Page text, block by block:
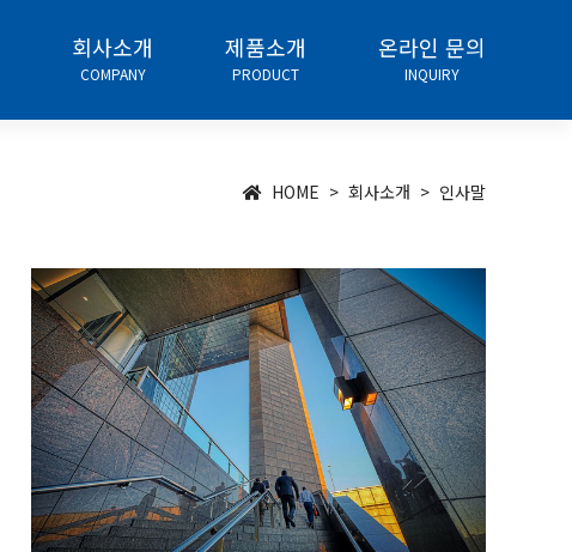
회사소개
COMPANY
제품소개
PRODUCT
온라인 문의
INQUIRY
HOME > 회사소개 > 인사말